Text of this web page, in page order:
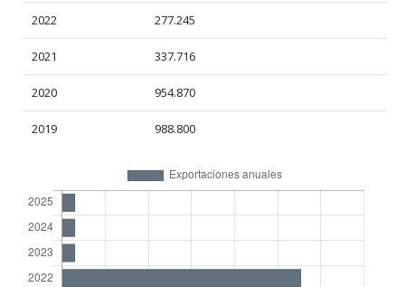
2022 277.245
2021 337.716
2020 954.870
2019 988.800